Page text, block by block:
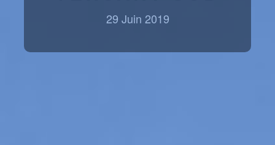
29 Juin 2019